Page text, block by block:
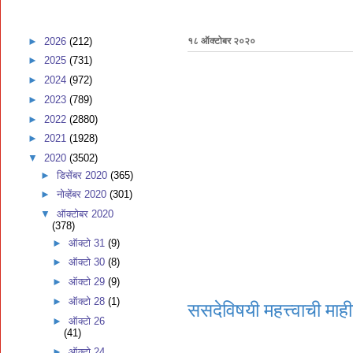
१८ ऑक्टोबर २०२०
ससदेविषयी महत्त्वाची
► 2026 (212)
► 2025 (731)
► 2024 (972)
► 2023 (789)
► 2022 (2880)
► 2021 (1928)
▼ 2020 (3502)
► डिसेंबर 2020 (365)
► नोव्हेंबर 2020 (301)
▼ ऑक्टोबर 2020
(378)
►ऑक्टो 31(9)
►ऑक्टो 30(8)
►ऑक्टो 29(9)
►ऑक्टो 28(1)
►ऑक्टो 26
(41)